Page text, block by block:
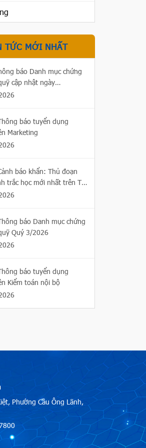
TỨC MỚI NHẤT
báo Danh mục chứng
cập nhật ngày
báo tuyển dụng
Marketing
báo khẩn: Thủ đoạn
trắc học mới nhất trên Thị
khoán
báo Danh mục chứng
Quý 3/2026
báo tuyển dụng
Kiểm toán nội bộ
Phường Cầu Ông Lãnh,